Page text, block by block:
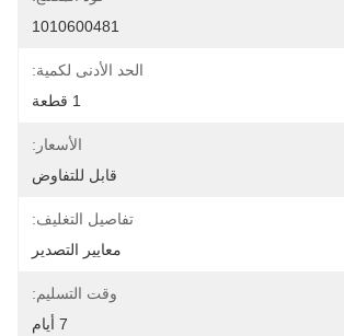
1010600481
الحد الأدنى لكمية:
1 قطعة
الأسعار:
قابل للتفاوض
تفاصيل التغليف:
معايير التصدير
وقت التسليم:
7 أيام